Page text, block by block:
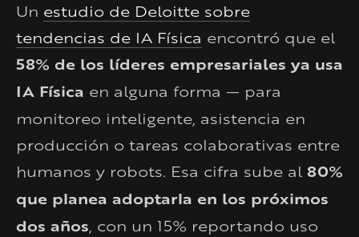
Un estudio de Deloitte sobre
tendencias de IA Física encontró que el
58% de los líderes empresariales ya usa
IA Física en alguna forma — para
monitoreo inteligente, asistencia en
producción o tareas colaborativas entre
humanos y robots. Esa cifra sube al 80%
que planea adoptarla en los próximos
dos años, con un 15% reportando uso